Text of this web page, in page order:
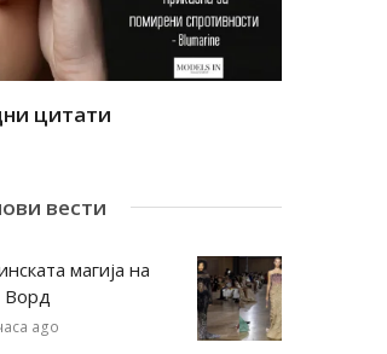
цитати
вести
магија на
Ворд
ago